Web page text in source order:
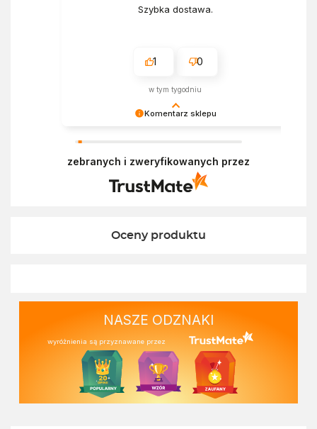
Komentarz sklepu
wszystkich osób zaopatrujących się w
Ekofabryce. Mamy nadzieję, że do nas wrócisz :)
Pozdrawiamy
Szybka dostawa.
1 0
w tym tygodniu
zebranych i zweryfikowanych przez
Oceny produktu
NASZE ODZNAKI
wyróżnienia są przyznawane przez